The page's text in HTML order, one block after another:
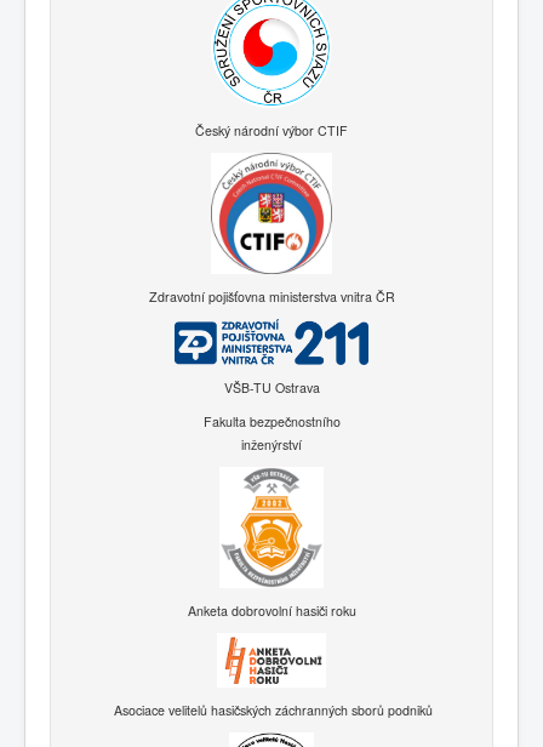
Český národní výbor CTIF
Zdravotní pojišťovna ministerstva vnitra ČR
VŠB-TU Ostrava
Fakulta bezpečnostního
inženýrství
Anketa dobrovolní hasiči roku
Asociace velitelů hasičských záchranných sborů podniků